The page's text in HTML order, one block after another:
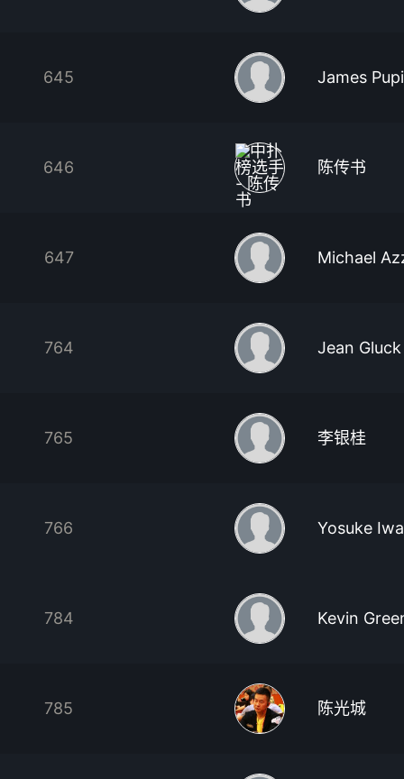
645 James
646 陈传书
647 Michael
764 Jean Gluck
765 李银桂
766 Yosuke
784 Kevin
785 陈光城